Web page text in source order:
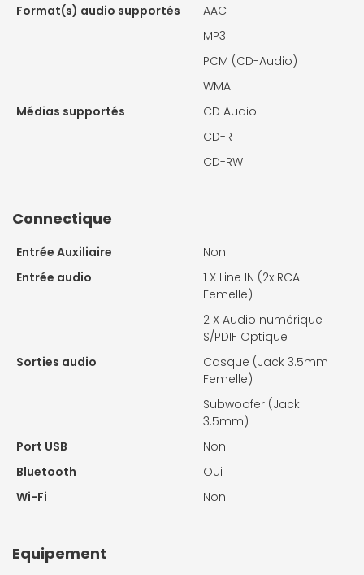
Format(s) audio supportés
AAC
MP3
PCM (CD-Audio)
WMA
Médias supportés
CD Audio
CD-R
CD-RW
Connectique
Entrée Auxiliaire
Non
Entrée audio
1 X Line IN (2x RCA
Femelle)
2 X Audio numérique
S/PDIF Optique
Sorties audio
Casque (Jack 3.5mm
Femelle)
Subwoofer (Jack
3.5mm)
Port USB
Non
Bluetooth
Oui
Wi-Fi
Non
Equipement